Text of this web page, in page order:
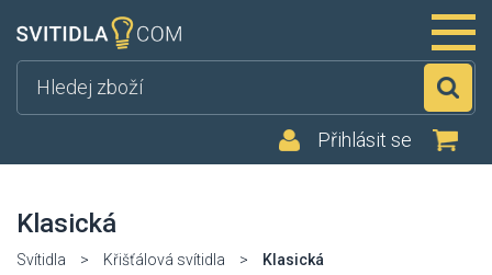
Přihlásit se
Klasická
Svítidla > Křišťálová svítidla > Klasická